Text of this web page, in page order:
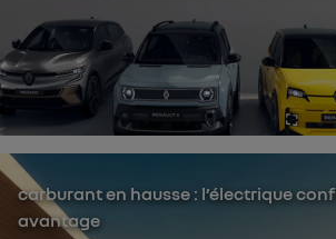
carburant en hausse : l’électrique
avantage